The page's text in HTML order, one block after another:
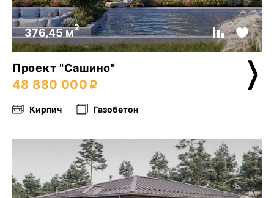
376,45 м2
Проект "Сашино"
48 880 000
Кирпич Газобетон